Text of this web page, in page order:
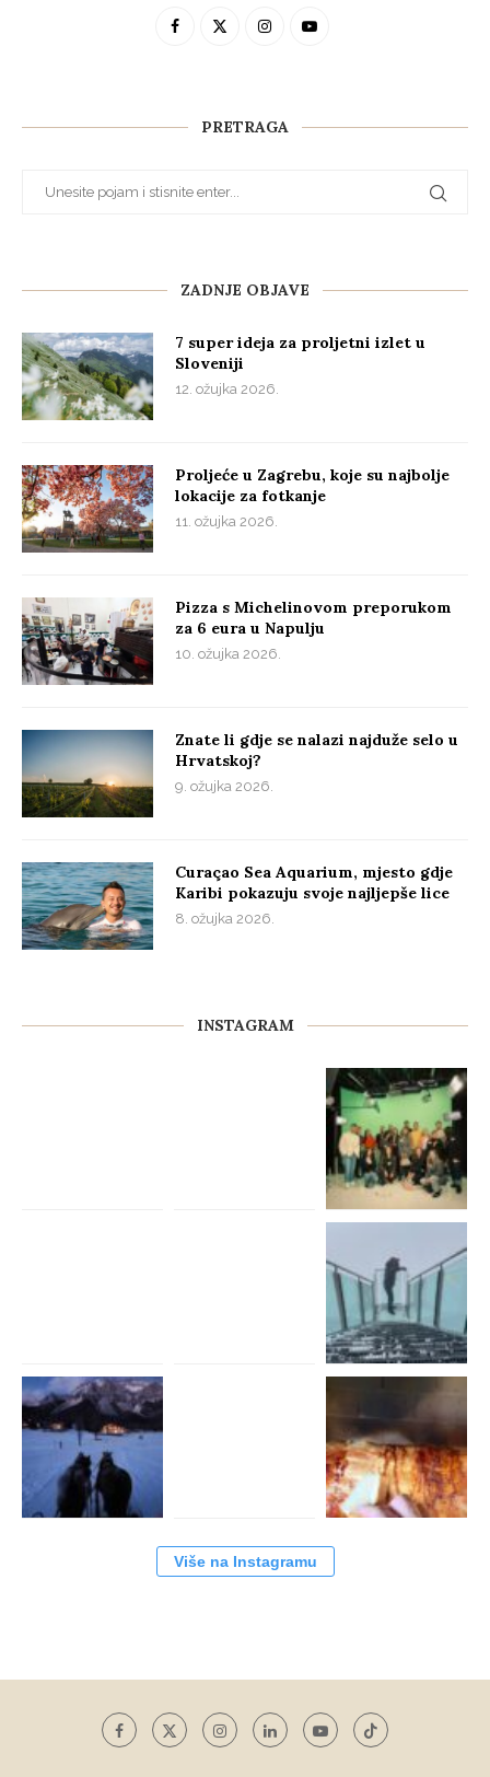
PRETRAGA
ZADNJE OBJAVE
7 super ideja za proljetni izlet u
Sloveniji
12. ožujka 2026.
Proljeće u Zagrebu, koje su najbolje
lokacije za fotkanje
11. ožujka 2026.
Pizza s Michelinovom preporukom
za 6 eura u Napulju
10. ožujka 2026.
Znate li gdje se nalazi najduže selo u
Hrvatskoj?
9. ožujka 2026.
Curaçao Sea Aquarium, mjesto gdje
Karibi pokazuju svoje najljepše lice
8. ožujka 2026.
INSTAGRAM
Više na Instagramu